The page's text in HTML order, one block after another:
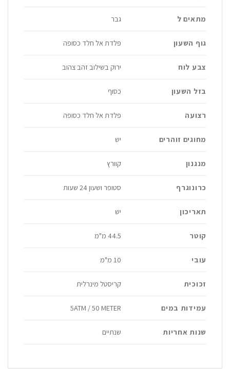
מתאים ל גבר
גוף השעון פלדת אל חלד כסופה
צבע לוח ירוק בשילוב זהב צהוב
בזל השעון כסוף
רצועה פלדת אל חלד כסופה
מחוגים זוהרים יש
מנגנון קוורץ
כרונוגרף סטופר ושעון 24 שעות
תאריכון יש
קוטר 44.5 מ"מ
עובי 10 מ"מ
זכוכית קריסטל מינרלית
עמידות במים 5ATM / 50 METER
שנות אחריות שנתיים